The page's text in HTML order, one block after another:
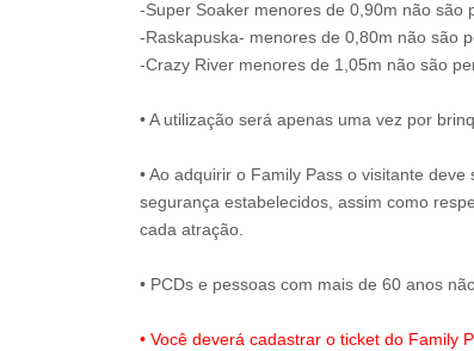
-Super Soaker menores de 0,90m não são
-Raskapuska- menores de 0,80m não são
-Crazy River menores de 1,05m não são
• A utilização será apenas uma vez por
• Ao adquirir o Family Pass o visitante
segurança estabelecidos, assim como
cada atração.
• PCDs e pessoas com mais de 60 anos
• Você deverá cadastrar o ticket do Family